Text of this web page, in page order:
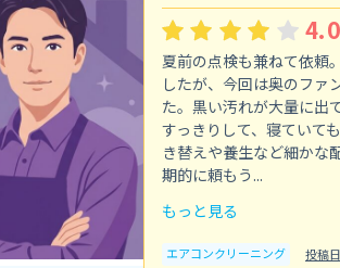
4.0
夏前の点検も兼ねて依頼
したが、今回は奥のファ
た。黒い汚れが大量に出
すっきりして、寝ていて
き替えや養生など細かな
期的に頼もう...
もっと見る
エアコンクリーニング 投稿